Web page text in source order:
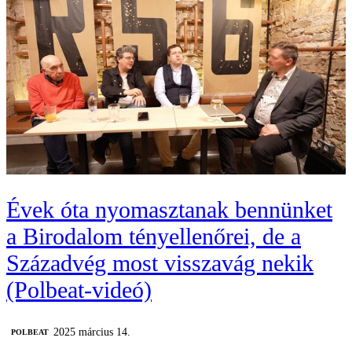
Évek óta nyomasztanak bennünket
a Birodalom tényellenőrei, de a
Századvég most visszavág nekik
(Polbeat-videó)
‎POLBEAT 2025 március 14.